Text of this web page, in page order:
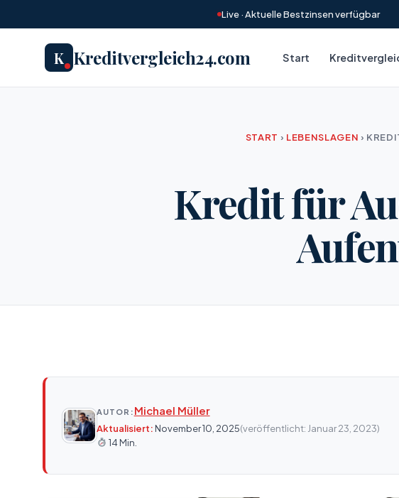
Live · Aktuelle Bestzinsen verfügbar
K Kreditvergleich24.com Start
START › LEBENSLAGEN ›
Kredit für
AUTOR: Michael Müller
Aktualisiert: November 10, 2025(veröffentlicht: Januar 23, 2023)
14 Min.